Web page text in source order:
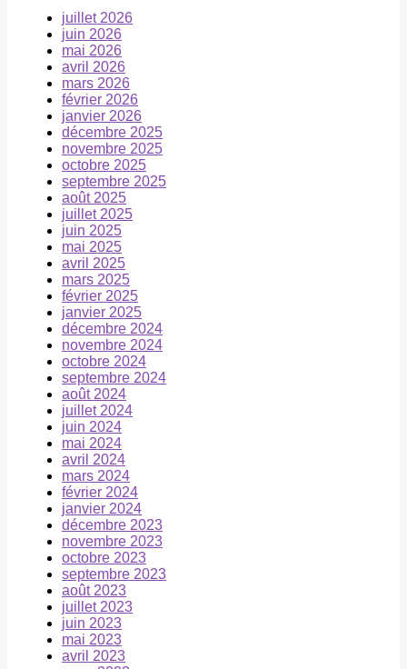
juillet 2026
juin 2026
mai 2026
avril 2026
mars 2026
février 2026
janvier 2026
décembre 2025
novembre 2025
octobre 2025
septembre 2025
août 2025
juillet 2025
juin 2025
mai 2025
avril 2025
mars 2025
février 2025
janvier 2025
décembre 2024
novembre 2024
octobre 2024
septembre 2024
août 2024
juillet 2024
juin 2024
mai 2024
avril 2024
mars 2024
février 2024
janvier 2024
décembre 2023
novembre 2023
octobre 2023
septembre 2023
août 2023
juillet 2023
juin 2023
mai 2023
avril 2023